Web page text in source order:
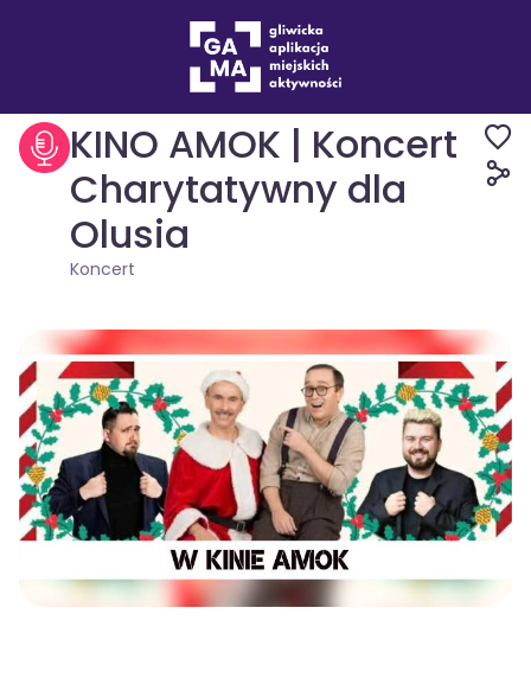
Koncert
KINO AMOK | Koncert
Charytatywny dla
Olusia
Koncert